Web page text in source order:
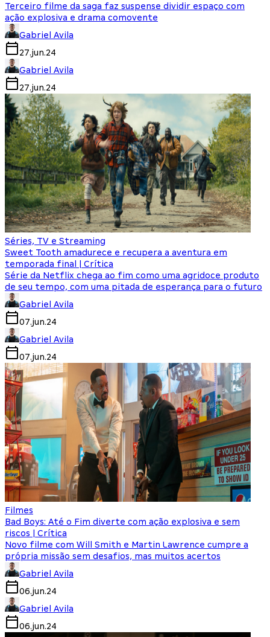
Terceiro filme da saga faz suspense dividir espaço com
ação explosiva e drama comovente
Gabriel Avila
27.jun.24
Gabriel Avila
27.jun.24
Séries, TV e Streaming
Sweet Tooth amadurece e recupera a aventura em
temporada final | Crítica
Série da Netflix chega ao fim como uma agridoce produto
de seu tempo, com uma pitada de esperança para o futuro
Gabriel Avila
07.jun.24
Gabriel Avila
07.jun.24
Filmes
Bad Boys: Até o Fim diverte com ação explosiva e sem
riscos | Crítica
Novo filme com Will Smith e Martin Lawrence cumpre a
própria missão sem desafios, mas muitos acertos
Gabriel Avila
06.jun.24
Gabriel Avila
06.jun.24